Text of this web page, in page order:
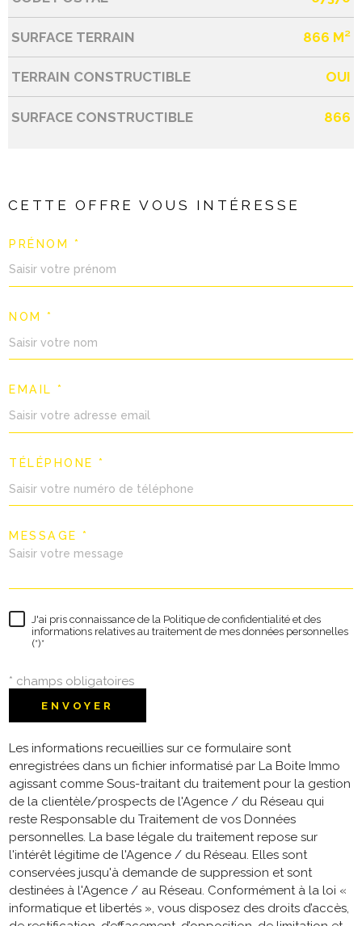
SURFACE TERRAIN 866 M²
TERRAIN CONSTRUCTIBLE OUI
SURFACE CONSTRUCTIBLE 866
CETTE OFFRE VOUS INTÉRESSE
PRÉNOM *
NOM *
EMAIL *
TÉLÉPHONE *
MESSAGE *
J'ai pris connaissance de la Politique de confidentialité et des
informations relatives au traitement de mes données personnelles
(*)*
* champs obligatoires
ENVOYER
Les informations recueillies sur ce formulaire sont
enregistrées dans un fichier informatisé par La Boite Immo
agissant comme Sous-traitant du traitement pour la gestion
de la clientèle/prospects de l'Agence / du Réseau qui
reste Responsable du Traitement de vos Données
personnelles. La base légale du traitement repose sur
l'intérêt légitime de l'Agence / du Réseau. Elles sont
conservées jusqu'à demande de suppression et sont
destinées à l'Agence / au Réseau. Conformément à la loi «
informatique et libertés », vous disposez des droits d’accès,